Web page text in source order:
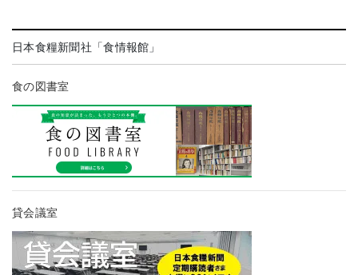
日本食糧新聞社「食情報館」
食の図書室
貸会議室